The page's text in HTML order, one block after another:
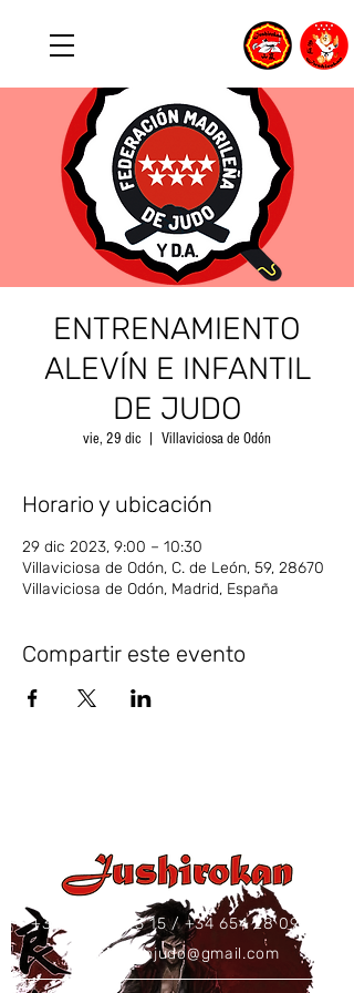
ENTRENAMIENTO
ALEVÍN E INFANTIL
DE JUDO
vie, 29 dic Villaviciosa de Odón
Horario y ubicación
29 dic 2023, 9:00 – 10:30
Villaviciosa de Odón, C. de León, 59, 28670
Villaviciosa de Odón, Madrid, España
Compartir este evento
+34 637 86 43 15/+34 654 28 09 73
jushirokanjudo@gmail.com